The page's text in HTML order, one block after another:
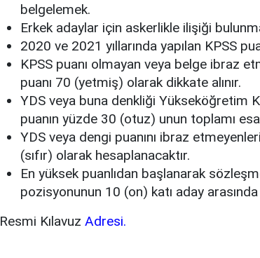
belgelemek.
Erkek adaylar için askerlikle ilişiği
2020 ve 2021 yıllarında yapılan KPSS
KPSS puanı olmayan veya belge ibraz
puanı 70 (yetmiş) olarak dikkate alınır.
YDS veya buna denkliği Yükseköğretim
puanın yüzde 30 (otuz) unun toplamı
YDS veya dengi puanını ibraz
(sıfır) olarak hesaplanacaktır.
En yüksek puanlıdan başlanarak
pozisyonunun 10 (on) katı aday
Resmi Kılavuz Adresi.